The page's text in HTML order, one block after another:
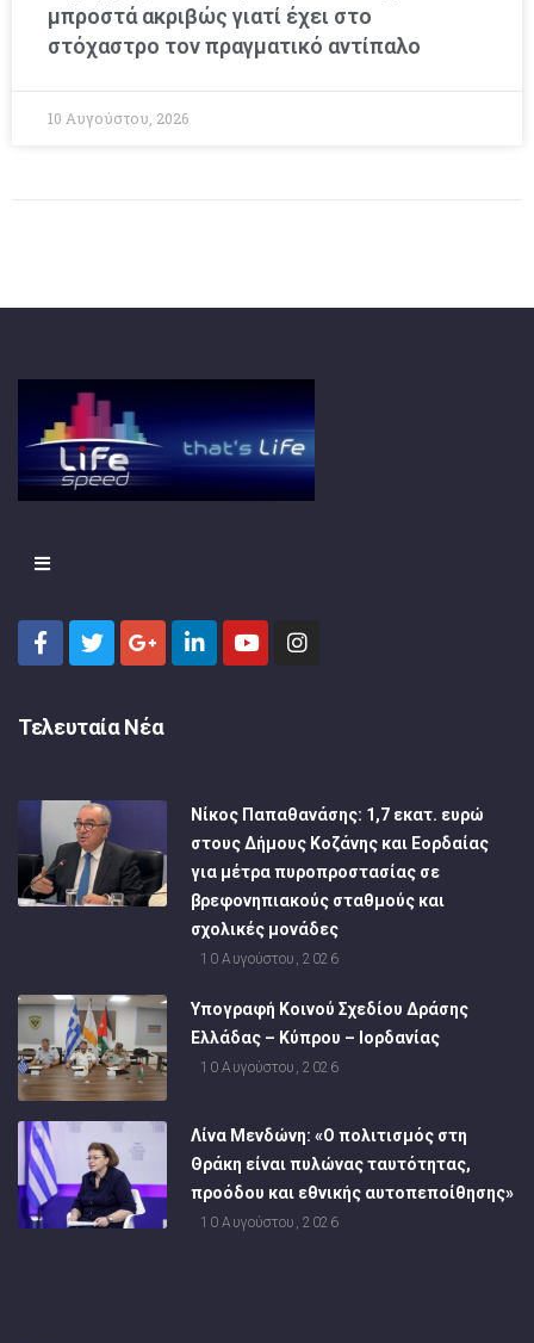
μπροστά ακριβώς γιατί έχει στο
στόχαστρο τον πραγματικό αντίπαλο
10 Αυγούστου, 2026
Τελευταία Νέα
Νίκος Παπαθανάσης: 1,7 εκατ. ευρώ
στους Δήμους Κοζάνης και Εορδαίας
για μέτρα πυροπροστασίας σε
βρεφονηπιακούς σταθμούς και
σχολικές μονάδες
10 Αυγούστου, 2026
Υπογραφή Κοινού Σχεδίου Δράσης
Ελλάδας – Κύπρου – Ιορδανίας
10 Αυγούστου, 2026
Λίνα Μενδώνη: «Ο πολιτισμός στη
Θράκη είναι πυλώνας ταυτότητας,
προόδου και εθνικής αυτοπεποίθησης»
10 Αυγούστου, 2026